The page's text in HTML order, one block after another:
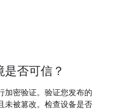
否可信？
加密验证。验证您发布的
未被篡改。检查设备是否